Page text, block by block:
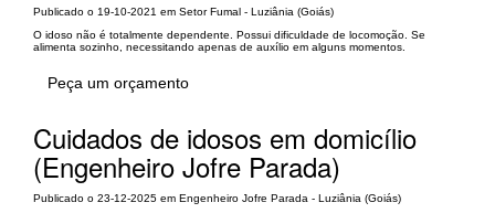
Publicado o 19-10-2021 em Setor Fumal - Luziânia (Goiás)
O idoso não é totalmente dependente. Possui dificuldade de locomoção. Se
alimenta sozinho, necessitando apenas de auxílio em alguns momentos.
Peça um orçamento
Cuidados de idosos em domicílio
(Engenheiro Jofre Parada)
Publicado o 23-12-2025 em Engenheiro Jofre Parada - Luziânia (Goiás)